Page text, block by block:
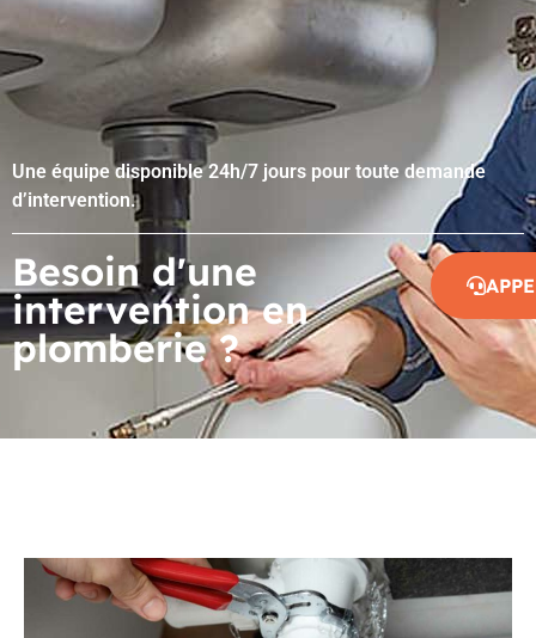
Une équipe disponible 24h/7 jours pour toute demande
d’intervention.
Besoin d'une
intervention en
plomberie ?